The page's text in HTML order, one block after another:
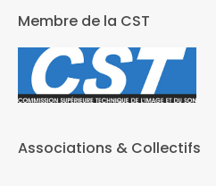
Membre de la CST
Associations & Collectifs